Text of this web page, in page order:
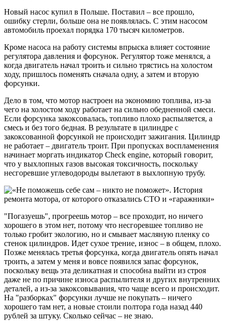
Новый насос купил в Польше. Поставил – все прошло,
ошибку стерли, больше она не появлялась. С этим насосом
автомобиль проехал порядка 170 тысяч километров.
Кроме насоса на работу системы впрыска влияет состояние
регулятора давления и форсунок. Регулятор тоже менялся, а
когда двигатель начал троить и сильно трястись на холостом
ходу, пришлось поменять сначала одну, а затем и вторую
форсунки.
Дело в том, что мотор настроен на экономию топлива, из-за
чего на холостом ходу работает на сильно обедненной смеси.
Если форсунка закоксовалась, топливо плохо распыляется, а
смесь и без того бедная. В результате в цилиндре с
закоксованной форсункой не происходит зажигания. Цилиндр
не работает – двигатель троит. При пропусках воспламенения
начинает моргать индикатор Check engine, который говорит,
что у выхлопных газов высокая токсичность, поскольку
несгоревшие углеводороды вылетают в выхлопную трубу.
"Погазуешь", прогреешь мотор – все проходит, но ничего
хорошего в этом нет, потому что несгоревшее топливо не
только гробит экологию, но и смывает масляную пленку со
стенок цилиндров. Идет сухое трение, износ – в общем, плохо.
Позже менялась третья форсунка, когда двигатель опять начал
троить, а затем у меня и вовсе появился запас форсунок,
поскольку вещь эта деликатная и способна выйти из строя
даже не по причине износа распылителя и других внутренних
деталей, а из-за закоксовывания, что чаще всего и происходит.
На "разборках" форсунки лучше не покупать – ничего
хорошего там нет, а новые стоили полтора года назад 440
рублей за штуку. Сколько сейчас – не знаю.